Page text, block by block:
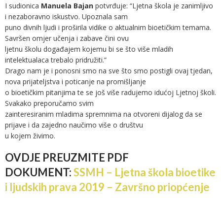
I sudionica Manuela Bajan potvrđuje: “Ljetna škola je zanimljivo
i nezaboravno iskustvo. Upoznala sam
puno divnih ljudi i proširila vidike o aktualnim bioetičkim temama.
Savršen omjer učenja i zabave čini ovu
ljetnu školu događajem kojemu bi se što više mladih
intelektualaca trebalo pridružiti.”
Drago nam je i ponosni smo na sve što smo postigli ovaj tjedan,
nova prijateljstva i poticanje na promišljanje
o bioetičkim pitanjima te se još više radujemo idućoj Ljetnoj školi.
Svakako preporučamo svim
zainteresiranim mladima spremnima na otvoreni dijalog da se
prijave i da zajedno naučimo više o društvu
u kojem živimo.
OVDJE PREUZMITE PDF
DOKUMENT:SSMH – Ljetna škola bioetike
i ljudskih prava 2019 – Završno priopćenje